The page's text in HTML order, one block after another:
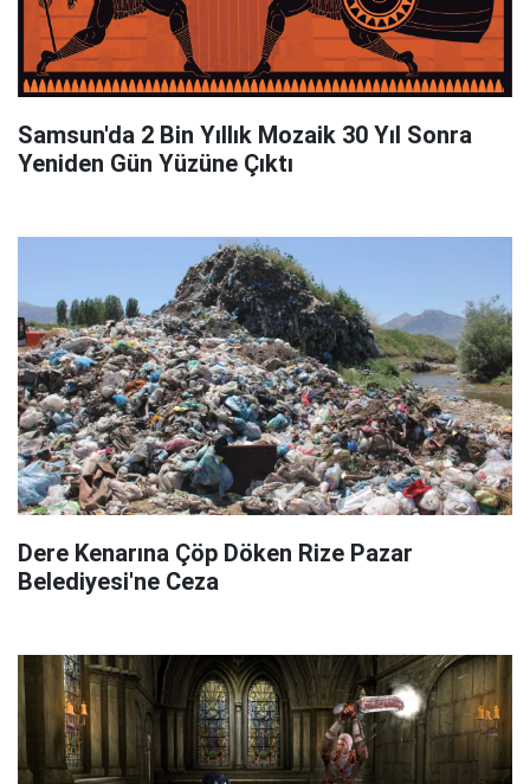
Samsun'da 2 Bin Yıllık Mozaik 30 Yıl Sonra
Yeniden Gün Yüzüne Çıktı
Dere Kenarına Çöp Döken Rize Pazar
Belediyesi'ne Ceza